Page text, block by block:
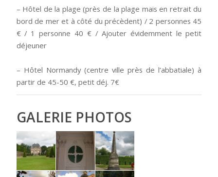
– Hôtel de la plage (près de la plage mais en retrait du
bord de mer et à côté du précèdent) / 2 personnes 45
€ / 1 personne 40 € / Ajouter évidemment le petit
déjeuner
– Hôtel Normandy (centre ville près de l’abbatiale) à
partir de 45-50 €, petit déj. 7€
GALERIE PHOTOS